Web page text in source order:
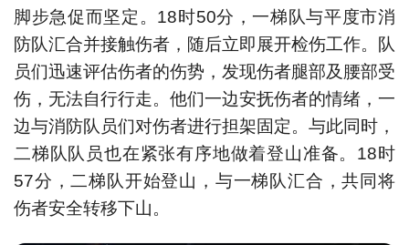
脚步急促而坚定。18时50分，一梯队与平度市消
防队汇合并接触伤者，随后立即展开检伤工作。队
员们迅速评估伤者的伤势，发现伤者腿部及腰部受
伤，无法自行行走。他们一边安抚伤者的情绪，一
边与消防队员们对伤者进行担架固定。与此同时，
二梯队队员也在紧张有序地做着登山准备。18时
57分，二梯队开始登山，与一梯队汇合，共同将
伤者安全转移下山。